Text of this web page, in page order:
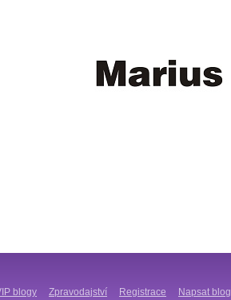
blogy Zpravodajství Registrace Napsat blog